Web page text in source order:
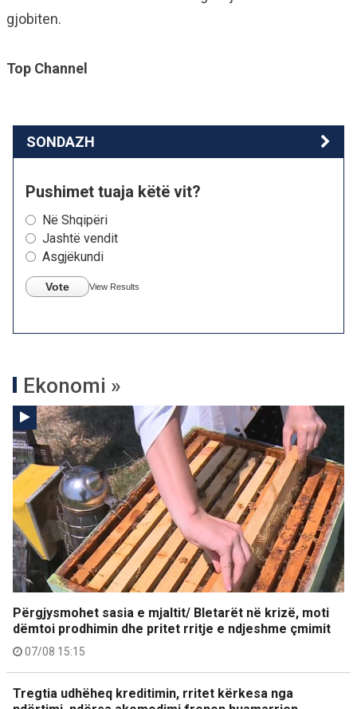
gjobiten.
Top Channel
SONDAZH
Pushimet tuaja këtë vit?
Në Shqipëri
Jashtë vendit
Asgjëkundi
Vote View Results
Ekonomi »
Përgjysmohet sasia e mjaltit/ Bletarët në krizë, moti
dëmtoi prodhimin dhe pritet rritje e ndjeshme çmimit
07/08 15:15
Tregtia udhëheq kreditimin, rritet kërkesa nga